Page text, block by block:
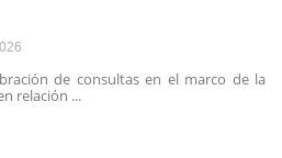
de consultas en el marco de la
relación ...